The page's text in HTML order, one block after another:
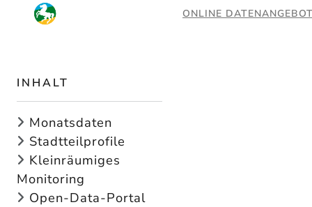
ONLINE
INHALT
Monatsdaten
Stadtteilprofile
Kleinräumiges
Monitoring
Open-Data-Portal